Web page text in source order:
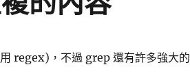
regex)，不過 grep 還有許多強大的